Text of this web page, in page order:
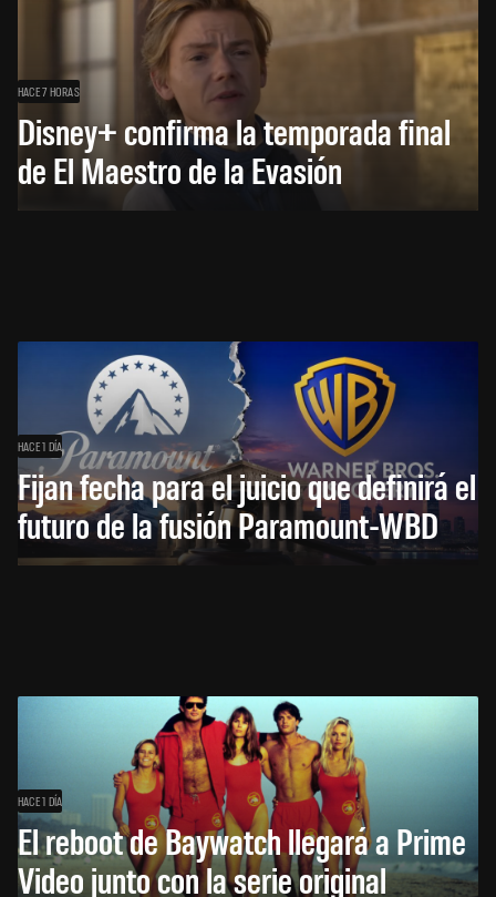
HACE 7 HORAS
Disney+ confirma la temporada final
de El Maestro de la Evasión
HACE 1 DÍA
Fijan fecha para el juicio que definirá el
futuro de la fusión Paramount-WBD
HACE 1 DÍA
El reboot de Baywatch llegará a Prime
Video junto con la serie original